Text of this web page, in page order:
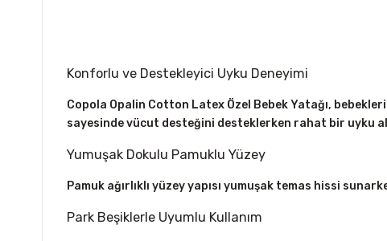
Konforlu ve Destekleyici Uyku Deneyimi
Copola Opalin Cotton Latex Özel Bebek Yatağı,
sayesinde vücut desteğini desteklerken rahat bir uyku
Yumuşak Dokulu Pamuklu Yüzey
Pamuk ağırlıklı yüzey yapısı yumuşak temas hissi
Park Beşiklerle Uyumlu Kullanım